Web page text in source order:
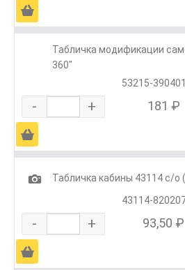
Ä
Табличка модификации
360"
53215-
- + 181 ₽
Ä
1
Табличка кабины 43114 с/о
43114-
- + 93,50 ₽
Ä